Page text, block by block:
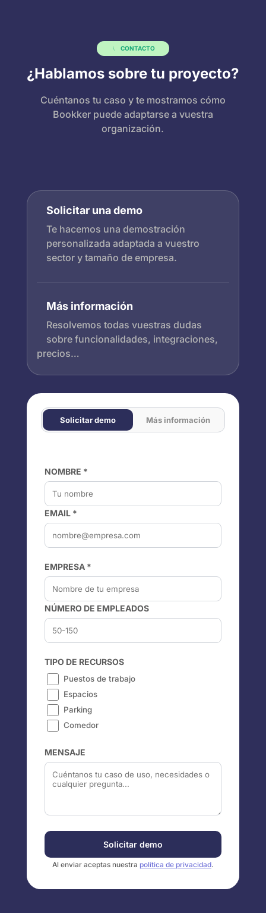
CONTACTO
¿Hablamos sobre tu proyecto?
Cuéntanos tu caso y te mostramos cómo
Bookker puede adaptarse a vuestra
organización.
Solicitar una demo
Te hacemos una demostración
personalizada adaptada a vuestro
sector y tamaño de empresa.
Más información
Resolvemos todas vuestras dudas
sobre funcionalidades, integraciones,
precios…
Solicitar demo Más información
NOMBRE *
EMAIL *
EMPRESA *
NÚMERO DE EMPLEADOS
TIPO DE RECURSOS
Puestos de trabajo
Espacios
Parking
Comedor
MENSAJE
Solicitar demo
Al enviar aceptas nuestra política de privacidad.